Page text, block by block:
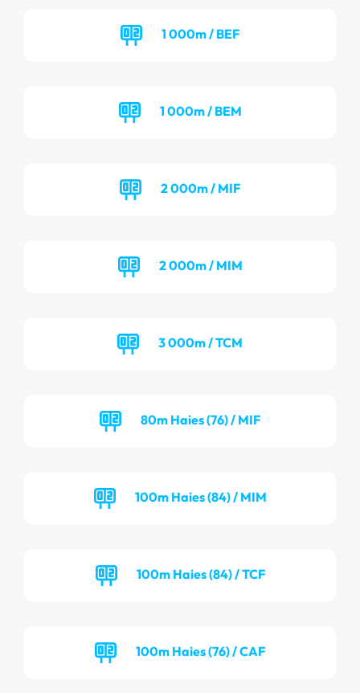
1 000m / BEF
1 000m / BEM
2 000m / MIF
2 000m / MIM
3 000m / TCM
80m Haies (76) / MIF
100m Haies (84) / MIM
100m Haies (84) / TCF
100m Haies (76) / CAF